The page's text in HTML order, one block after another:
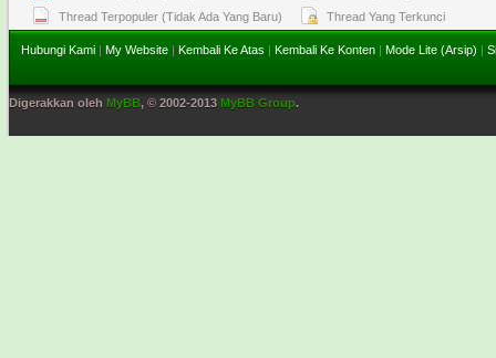
Thread Terpopuler (Tidak Ada Yang Baru)
Thread Yang Terkunci
Hubungi Kami | My Website | Kembali Ke Atas | Kembali Ke Konten | Mode Lite (Arsip) |
Digerakkan oleh MyBB, © 2002-2013 MyBB Group.